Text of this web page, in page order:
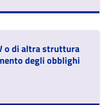
o di altra struttura
degli obblighi